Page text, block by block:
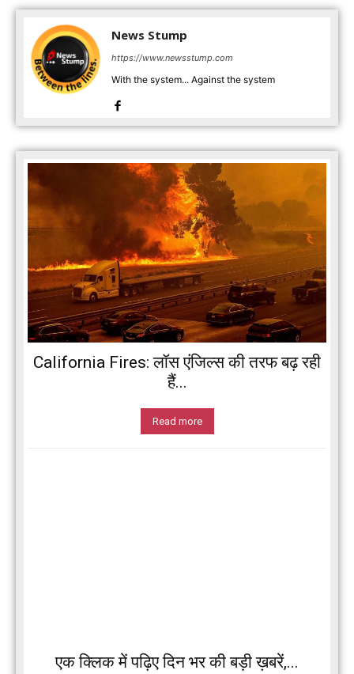
News Stump
https://www.newsstump.com
With the system... Against the system
California Fires: लॉस एंजिल्स की तरफ बढ़ रही
हैं...
Read more
एक क्लिक में पढ़िए दिन भर की बड़ी ख़बरें,...